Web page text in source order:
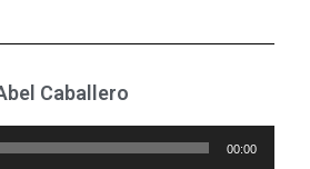
Caballero
00:00